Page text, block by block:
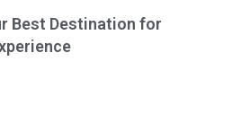
Best Destination for